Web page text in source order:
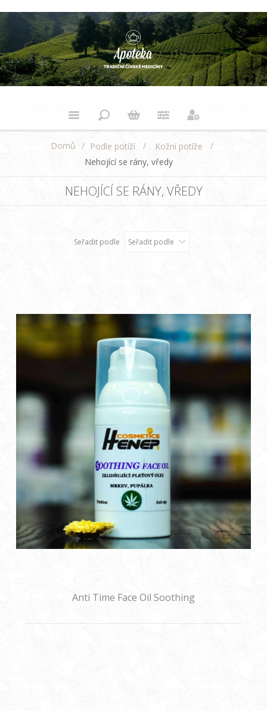
Domů / Podle potíží / Kožní potíže
/
Nehojící se rány, vředy
NEHOJÍCÍ SE RÁNY, VŘEDY
Seřadit podle Seřadit podle
Anti Time Face Oil Soothing